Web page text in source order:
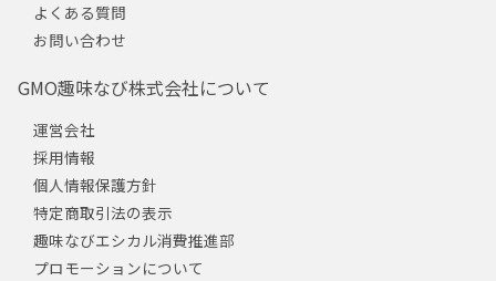
よくある質問
お問い合わせ
GMO趣味なび株式会社について
運営会社
採用情報
個人情報保護方針
特定商取引法の表示
趣味なびエシカル消費推進部
プロモーションについて